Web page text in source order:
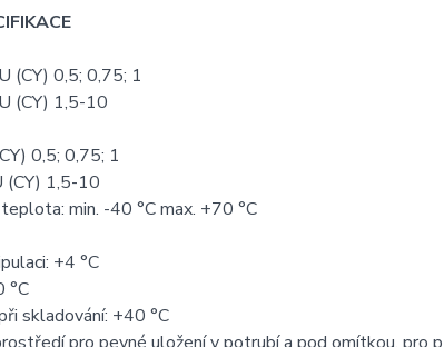
(CY) 0,5; 0,75; 1
(CY) 1,5-10
0,5; 0,75; 1
(CY) 1,5-10
min. -40 °C max. +70 °C
+4 °C
°C
skladování: +40 °C